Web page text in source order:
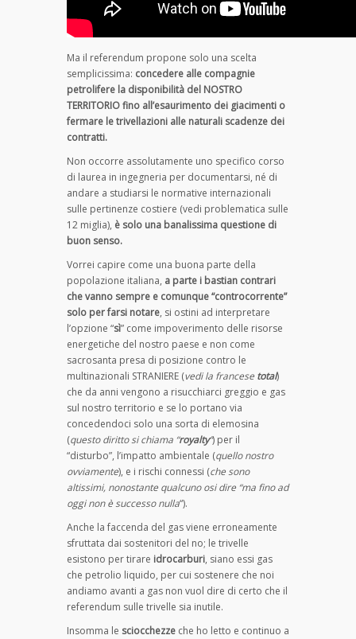
Ma il referendum propone solo una scelta
semplicissima: concedere alle compagnie
petrolifere la disponibilità del NOSTRO
TERRITORIO fino all’esaurimento dei giacimenti o
fermare le trivellazioni alle naturali scadenze dei
contratti.
Non occorre assolutamente uno specifico corso
di laurea in ingegneria per documentarsi, né di
andare a studiarsi le normative internazionali
sulle pertinenze costiere (vedi problematica sulle
12 miglia), è solo una banalissima questione di
buon senso.
Vorrei capire come una buona parte della
popolazione italiana, a parte i bastian contrari
che vanno sempre e comunque “controcorrente”
solo per farsi notare, si ostini ad interpretare
l’opzione “sì” come impoverimento delle risorse
energetiche del nostro paese e non come
sacrosanta presa di posizione contro le
multinazionali STRANIERE (vedi la francese total)
che da anni vengono a risucchiarci greggio e gas
sul nostro territorio e se lo portano via
concedendoci solo una sorta di elemosina
(questo diritto si chiama “royalty“) per il
“disturbo”, l’impatto ambientale (quello nostro
ovviamente), e i rischi connessi (che sono
altissimi, nonostante qualcuno osi dire “ma fino ad
oggi non è successo nulla“).
Anche la faccenda del gas viene erroneamente
sfruttata dai sostenitori del no; le trivelle
esistono per tirare idrocarburi, siano essi gas
che petrolio liquido, per cui sostenere che noi
andiamo avanti a gas non vuol dire di certo che il
referendum sulle trivelle sia inutile.
Insomma le sciocchezze che ho letto e continuo a